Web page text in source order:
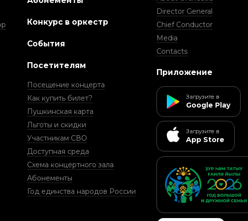
Конкурс в оркестр
События
Посетителям
Посещение концерта
Как купить билет?
Пушкинская карта
Льготы и скидки
Участникам СВО
Доступная среда
Схема концертного зала
Абонементы
Год единства народов России
Director General
Chief Conductor
Media
Contacts
Приложение
Загрузите в
Google Play
Загрузите в
App Store